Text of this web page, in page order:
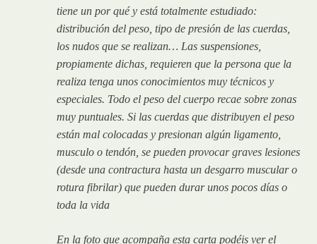
tiene un por qué y está totalmente estudiado:
distribución del peso, tipo de presión de las cuerdas,
los nudos que se realizan… Las suspensiones,
propiamente dichas, requieren que la persona que la
realiza tenga unos conocimientos muy técnicos y
especiales. Todo el peso del cuerpo recae sobre zonas
muy puntuales. Si las cuerdas que distribuyen el peso
están mal colocadas y presionan algún ligamento,
musculo o tendón, se pueden provocar graves lesiones
(desde una contractura hasta un desgarro muscular o
rotura fibrilar) que pueden durar unos pocos días o
toda la vida
En la foto que acompaña esta carta podéis ver el